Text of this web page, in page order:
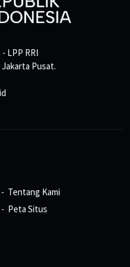
LPP RRI
Pusat.
Tentang Kami
Peta Situs